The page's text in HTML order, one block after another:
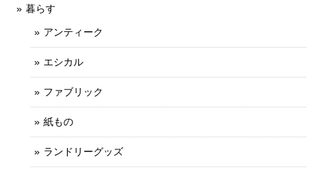
暮らす
アンティーク
エシカル
ファブリック
紙もの
ランドリーグッズ